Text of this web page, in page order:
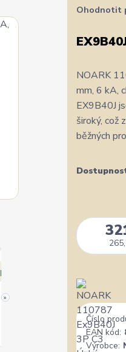
Ověřený zákazník✓
Doporučuje obchod
+ ceny
»
Ohodnotit
NOARK
mm, 6 kA,
EX9B40J
široký, což
běžných
Číslo
EAN kód:
Výrobce: